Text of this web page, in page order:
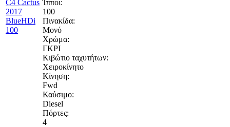
Ίπποι:
100
Πινακίδα:
Μονό
Χρώμα:
ΓΚΡΙ
Κιβώτιο ταχυτήτων:
Χειροκίνητο
Κίνηση:
Fwd
Καύσιμο:
Diesel
Πόρτες:
4